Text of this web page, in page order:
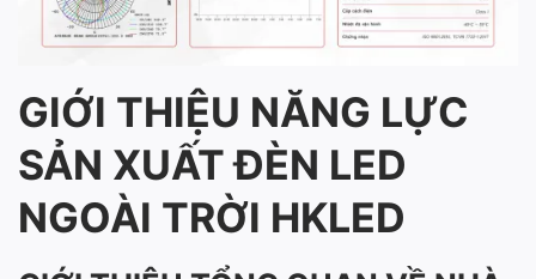
GIỚI THIỆU NĂNG LỰC
SẢN XUẤT ĐÈN LED
NGOÀI TRỜI HKLED